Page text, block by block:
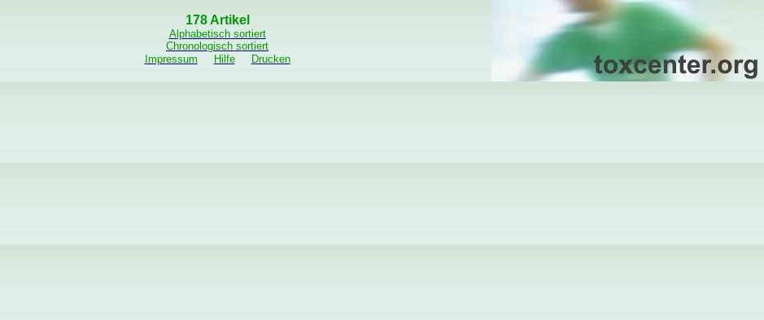
178 Artikel
Alphabetisch sortiert
Chronologisch sortiert
Impressum
Hilfe Drucken